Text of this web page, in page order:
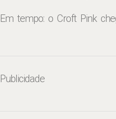
Em tempo: o Croft Pink
Publicidade